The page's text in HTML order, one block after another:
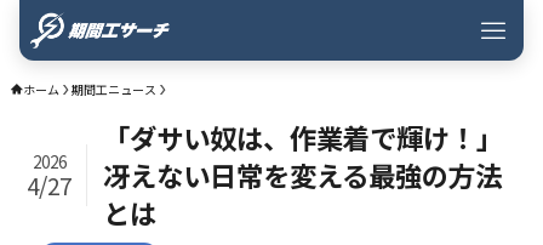
ホーム 期間工ニュース
「ダサい奴は、作業着で輝け！」
冴えない日常を変える最強の方法
とは
2026
4/27